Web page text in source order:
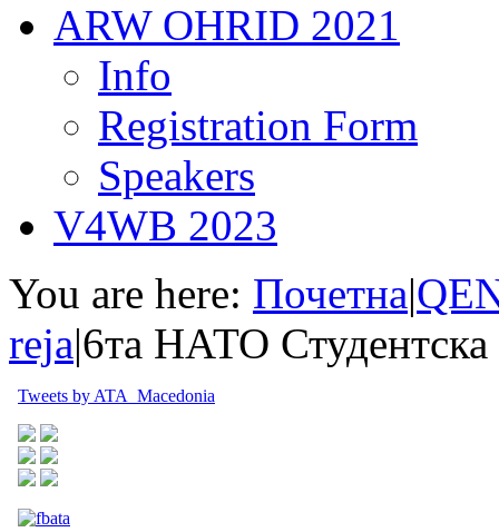
ARW OHRID 2021
Info
Registration Form
Speakers
V4WB 2023
You are here: Почетна|
reja|6та НАТО Студентска
Tweets by ATA_Macedonia